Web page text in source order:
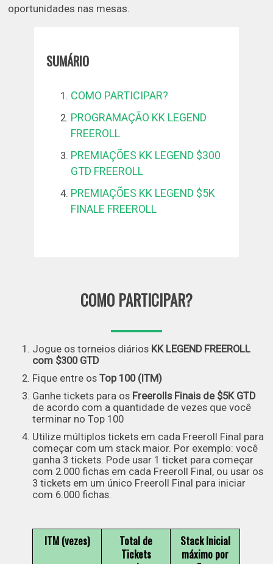
oportunidades nas mesas.
SUMÁRIO
COMO PARTICIPAR?
PROGRAMAÇÃO KK LEGEND
FREEROLL
PREMIAÇÕES KK LEGEND $300
GTD FREEROLL
PREMIAÇÕES KK LEGEND $5K
FINALE FREEROLL
COMO PARTICIPAR?
Jogue os torneios diários KK LEGEND FREEROLL
com $300 GTD
Fique entre osTop 100 (ITM)
Ganhe tickets para os Freerolls Finais de $5K GTD
de acordo com a quantidade de vezes que você
terminar no Top 100
Utilize múltiplos tickets em cada Freeroll Final para
começar com um stack maior. Por exemplo: você
ganha 3 tickets. Pode usar 1 ticket para começar
com 2.000 fichas em cada Freeroll Final, ou usar os
3 tickets em um único Freeroll Final para iniciar
com 6.000 fichas.
ITM (vezes)
Total de
Tickets
Stack Inicial
máximo por